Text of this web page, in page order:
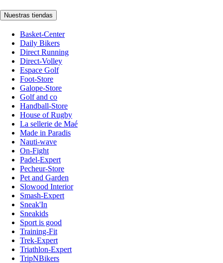
Nuestras tiendas
Basket-Center
Daily Bikers
Direct Running
Direct-Volley
Espace Golf
Foot-Store
Galope-Store
Golf and co
Handball-Store
House of Rugby
La sellerie de Maé
Made in Paradis
Nauti-wave
On-Fight
Padel-Expert
Pecheur-Store
Pet and Garden
Slowood Interior
Smash-Expert
Sneak'In
Sneakids
Sport is good
Training-Fit
Trek-Expert
Triathlon-Expert
TripNBikers